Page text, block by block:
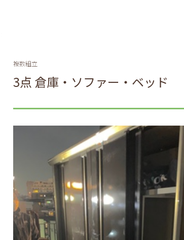
複数組立
3点 倉庫・ソファー・ベッド